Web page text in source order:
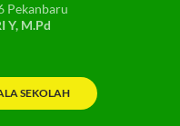
Pekanbaru
Y, M.Pd
SEKOLAH